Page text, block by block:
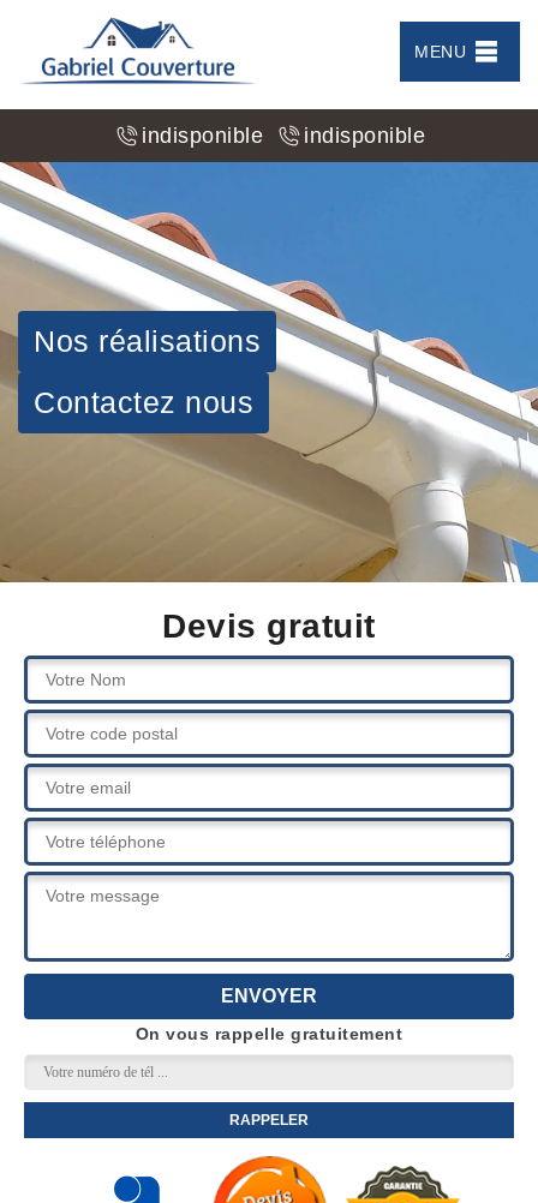
MENU
indisponible indisponible
Nos réalisations
Contactez nous
Devis gratuit
On vous rappelle gratuitement